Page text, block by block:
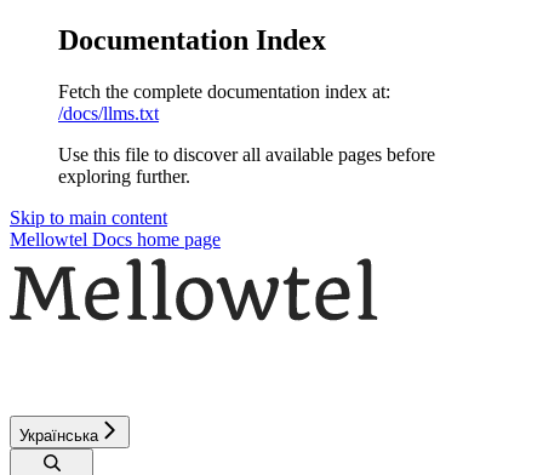
Documentation Index
Fetch the complete documentation index at:
/docs/llms.txt
Use this file to discover all available pages before
exploring further.
Skip to main content
Mellowtel Docs home page
Українська